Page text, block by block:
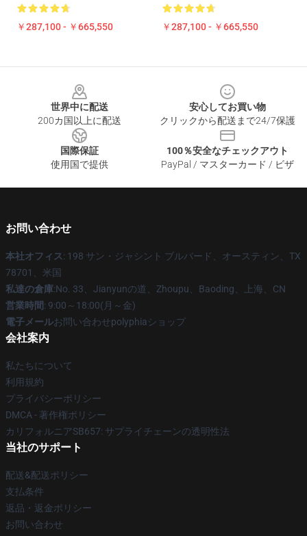
￥287,100 - ￥665,550 ￥287,100 - ￥665,550
世界中に配送
200カ国以上に配送
安心してお買い物
クリックから配送まで24/7保護
国際保証
使用国で提供
100％安全なチェックアウト
PayPal / マスターカード / ビザ
お問い合わせ
本社オフィス: 198 サン・ジャシント ブルバード、オースティン、TX
78701、米国
私達の倉庫:No. 33、Jianyunの道、Zhoupu、Baoding、上海、CN
営業時間: 9:00～18:00(月～金)
電子メールお問い合わせpolyphiaショップ
会社案内
私たちについて
利用規約
プライバシーポリシー
DMCA - 著作権ポリシー
カリフォルニアSB657: サプライチェーンの透明性法
当社のサポート
配送&配送ポリシー
支払条件
返品・返金ポリシー
お問い合わせ